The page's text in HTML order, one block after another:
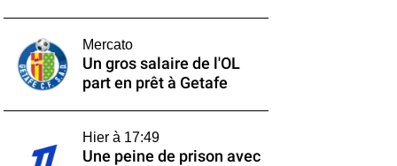
Mercato
Un gros salaire de l'OL
part en prêt à Getafe
Hier à 17:49
Une peine de prison avec